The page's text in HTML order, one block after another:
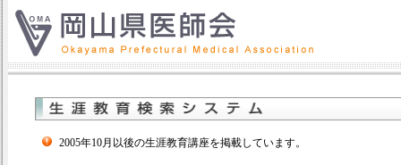
2005年10月以後の生涯教育講座を掲載しています。